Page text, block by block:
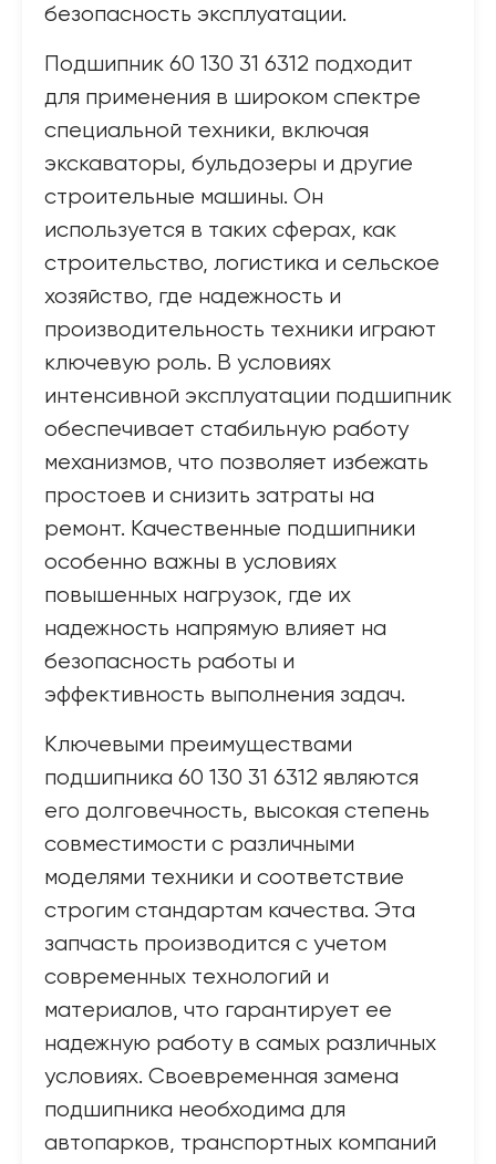
безопасность эксплуатации.
Подшипник 60 130 31 6312 подходит
для применения в широком спектре
специальной техники, включая
экскаваторы, бульдозеры и другие
строительные машины. Он
используется в таких сферах, как
строительство, логистика и сельское
хозяйство, где надежность и
производительность техники играют
ключевую роль. В условиях
интенсивной эксплуатации подшипник
обеспечивает стабильную работу
механизмов, что позволяет избежать
простоев и снизить затраты на
ремонт. Качественные подшипники
особенно важны в условиях
повышенных нагрузок, где их
надежность напрямую влияет на
безопасность работы и
эффективность выполнения задач.
Ключевыми преимуществами
подшипника 60 130 31 6312 являются
его долговечность, высокая степень
совместимости с различными
моделями техники и соответствие
строгим стандартам качества. Эта
запчасть производится с учетом
современных технологий и
материалов, что гарантирует ее
надежную работу в самых различных
условиях. Своевременная замена
подшипника необходима для
автопарков, транспортных компаний